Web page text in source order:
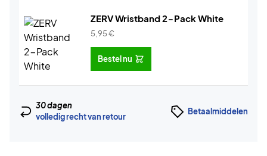
ZERV Wristband 2-Pack White
5,95€
Bestel nu
30 dagen
volledig recht van retour
Betaalmiddelen